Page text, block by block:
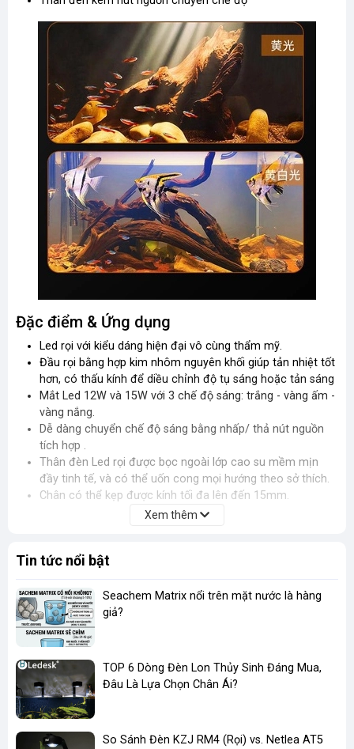
Đặc điểm & Ứng dụng
Led rọi với kiểu dáng hiện đại vô cùng thẩm mỹ.
Đầu rọi bằng hợp kim nhôm nguyên khối giúp tản nhiệt tốt
hơn, có thấu kính để diều chỉnh độ tụ sáng hoặc tản sáng
Mắt Led 12W và 15W với 3 chế độ sáng: trắng - vàng ấm -
vàng nắng.
Dễ dàng chuyển chế độ sáng bằng nhấp/ thả nút nguồn
tích hợp .
Thân đèn Led rọi được bọc ngoài lớp cao su mềm mịn
đầy tinh tế, và có thể uốn cong mọi hướng theo sở thích.
Chân có thể kẹp được kính tối đa lên đến 15mm.
Xem thêm
Tin tức nổi bật
Seachem Matrix nổi trên mặt nước là hàng
giả?
TOP 6 Dòng Đèn Lon Thủy Sinh Đáng Mua,
Đâu Là Lựa Chọn Chân Ái?
So Sánh Đèn KZJ RM4 (Rọi) vs. Netlea AT5